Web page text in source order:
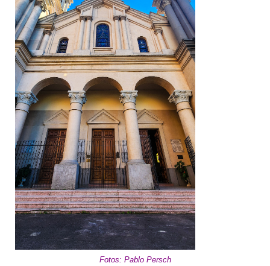
Fotos: Pablo Persch